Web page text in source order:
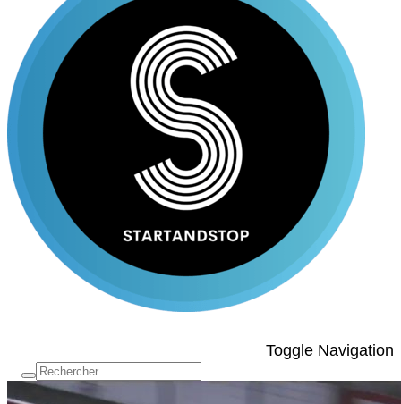
Toggle Navigation